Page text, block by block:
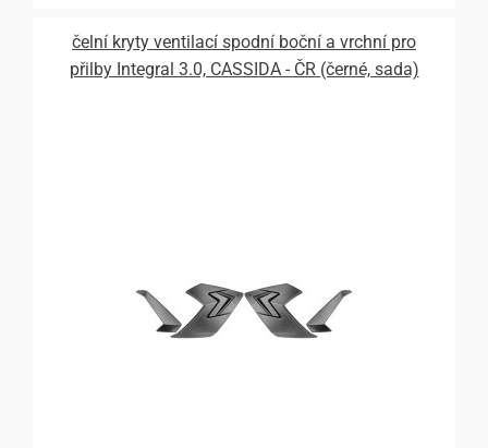
čelní kryty ventilací spodní boční a vrchní pro
přilby Integral 3.0, CASSIDA - ČR (černé, sada)